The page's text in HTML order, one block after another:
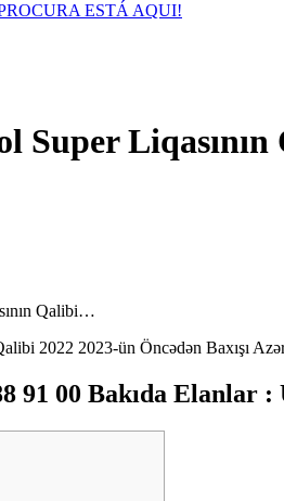
ESTÁ AQUI!
Super Liqasının
Qalibi…
2022 2023-ün Öncədən Baxışı
91 00 Bakıda Elanlar :